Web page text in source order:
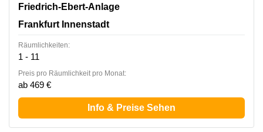
Friedrich-Ebert-Anlage 49, Frankfurt Innenstadt
Friedrich-Ebert-Anlage
Frankfurt Innenstadt
Räumlichkeiten:
1 - 11
Preis pro Räumlichkeit pro Monat:
ab 469 €
Info & Preise Sehen